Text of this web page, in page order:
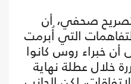
صحفي، أن
التي أُبرمت
خبراء روس كانوا
خلال عطلة نهاية